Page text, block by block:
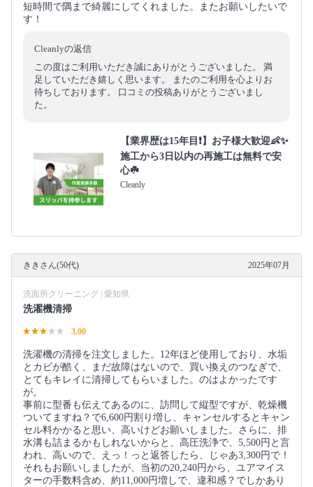
短時間で隅まで綺麗にしてくれました。またお願いしたいで
す！
Cleanlyの返信
この度はご利用いただき誠にありがとうございました。 満
足していただき嬉しく思います。 またのご利用を心よりお
待ちしております。 口コミの投稿ありがとうございまし
た。
【業界歴は15年目❗️】お子様大歓迎👶✨
施工から3日以内の再施工は無料で安
心☘️
Cleanly
ききさん(50代) 2025年07月
洗面所クリーニング | 愛知県
洗濯機清掃
3.00
洗濯機の清掃を注文しました。12年ほど使用しており、水垢
とカビが酷く、まだ故障はないので、買い換えのつなぎで、
とてもキレイに清掃してもらいました。のはよかったです
が。
事前に型番も伝えてあるのに、訪問して縦型ですが、乾燥機
ついてますね？で6,600円割り増し、キャンセルするとキャン
セル料かかると思い、高いけどお願いしました。さらに、排
水溝も詰まるかもしれないからと、高圧洗浄で、5,500円と言
われ、高いので、えっ！っと返答したら、じゃあ3,300円で！
それもお願いしましたが、当初の20,240円から、ユアマイス
ターの手数料含め、約11,000円増しで、違和感？でしかあり